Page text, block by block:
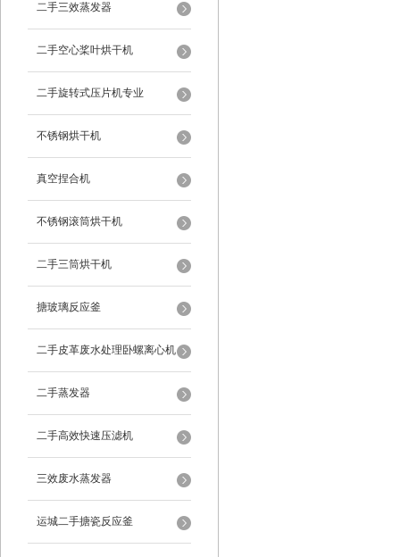
二手三效蒸发器
二手空心桨叶烘干机
二手旋转式压片机专业
不锈钢烘干机
真空捏合机
不锈钢滚筒烘干机
二手三筒烘干机
搪玻璃反应釜
二手皮革废水处理卧螺离心机
二手蒸发器
二手高效快速压滤机
三效废水蒸发器
运城二手搪瓷反应釜